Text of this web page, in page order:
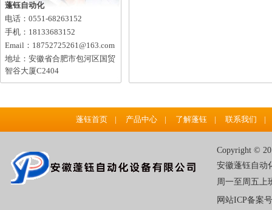
蓬钰自动化
电话：0551-68263152
手机：18133683152
Email：18752725261@163.com
地址：安徽省合肥市包河区国贸
智谷大厦C2404
蓬钰首页 | 产品中心 | 了解蓬钰 | 联系我们 |
Copyright ©
安徽蓬钰自动
周一至周五上
网站ICP备案